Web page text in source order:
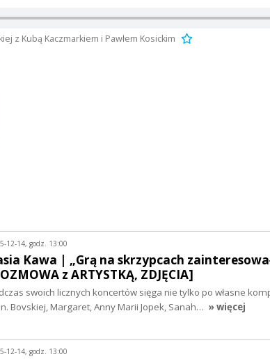
z Kubą Kaczmarkiem i Pawłem Kosickim
12-14, godz. 13:00
Kawa | „Grą na skrzypcach
z ARTYSTKĄ, ZDJĘCIA]
swoich licznych koncertów sięga nie tylko po własne
Bovskiej, Margaret, Anny Marii Jopek, Sanah… » więcej
12-14, godz. 13:00